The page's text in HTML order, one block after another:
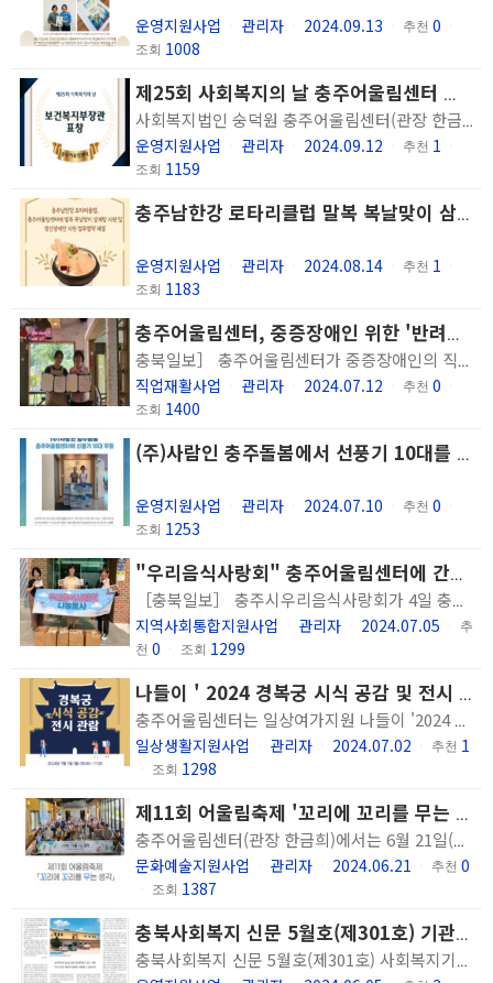
운영지원사업 관리자 2024.09.13 추천 0
조회 1008
제25회 사회복지의 날 충주어울림센터 보건복지부장관 표창
사회복지법인 숭덕원 충주어울림센터(관장 한금희)가 제25회 사회복지의 날 보건복지부장관 표창을 받았습니다. 기관과 이용인, 지역사회 모두가 함께 노력한 결과이며 앞으로도 이용인의 욕구에 맞는 정신건강서비스를 제공하기 위해 노력하겠습니다. 감사합니다.
운영지원사업 관리자 2024.09.12 추천 1
조회 1159
충주남한강 로타리클럽 말복 복날맞이 삼계탕 지원 및 정신장애인 지원 업무협약 체결
운영지원사업 관리자 2024.08.14 추천 1
조회 1183
충주어울림센터, 중증장애인 위한 '반려동물놀이터 관리사' 훈련생 모집
충북일보］ 충주어울림센터가 중증장애인의 직업재활을 위해 '반려동물놀이터 관리사' 훈련생을 모집한다. 충주어울림센터는 2021년부터 중증장애인 지원고용 민간위탁사업 수행기관으로 선정돼 4년째 사업을 수행 중이다. 올해는 한국장애인고용공단의 '2024년 중증장애인 고용모델 개발·확산사업'에 선정돼 '반려동물놀이터 관리사' 직무를 개발했다. 이를 위해 센터는 애견카페 '달려라해피&소풍'과 업무협약을 맺고 훈련을 진행 중이다. 훈련생들은 반려동물의 안전하고 즐거운 환경 조성 및 위생 관리 등의 기술을 배우게 된다. 훈련에 참가한 한 중증장애인은 "귀여운 동물들이 놀 수 있는 공간을 깨끗하게 정리한다고 생각하니 기분이 좋다"고 전했다. 한금희 관장은 "지역사회 기업들이 장애인들의 안전한 취업을 위해 훈련의 장을 제공해주고, 장애인들이 지역사회의 일원으로 훈련하고 취직할 수 있는 기회를 만들어가는 것에 큰 자부심을 느낀다"고 말했다. 훈련은 8월 31일까지 진행되며, 관심 있는 중증장애인은 충주어울림센터(856-0509)로 문의하면 된다. 충주 / 윤호노기자
직업재활사업 관리자 2024.07.12 추천 0
조회 1400
(주)사람인 충주돌봄에서 선풍기 10대를 후원해주셨습니다
운영지원사업 관리자 2024.07.10 추천 0
조회 1253
"우리음식사랑회" 충주어울림센터에 간식 후원
［충북일보］ 충주시우리음식사랑회가 4일 충주어울림센터를 방문해 우리쌀로 만든 간식을 전달했다. 조윤선 회장은 "지역 내 정신질환자분들이 우리 쌀로 만든 건강한 간식을 드시기를 바라는 마음에서 간식을 준비했다"며 "앞으로도 꾸준히 봉사와 나눔을 하고 싶다"고 말했다. 충주어울림센터 한금희 관장은 "지역사회단체의 관심과 우리음식사랑회 덕분에 기관 이용자들에게 건강한 간식을 드릴 수 있어 감사하다"고 전했다. 우리음식사랑회는 우리 농산물 조리가공에 관심 있는 회원들이 모여 우리 고유의 맛 보전과 계승을 위해 활동하는 학습모임으로, 충주의 음식문화 발전에 기여하고 있다. 한편, 충주어울림센터는 만 15세 이상의 정신장애인을 대상으로 재활 프로그램을 통해 회복을 돕는 정신재활시설이다. 조현병, 양극성장애, 우울증 등의 진단을 받은 이들이 지역사회에서 더불어 살아갈 수 있도록 다양한 정신재활서비스를 제공하고 있다.
지역사회통합지원사업 관리자 2024.07.05
추
천 0 조회 1299
나들이 ' 2024 경복궁 시식 공감 및 전시 관람' 진행
충주어울림센터는 일상여가지원 나들이 '2024 경복궁 시식 공감 및 전시 관람' 을 진행하였습니다. 한국문화재재단의 지원의 궁궐 문화를 체험하고 경복궁 일대와 국립고궁박물관을 견학하였습니다. 이용인에게 새로운 경험의 기회를 제공하고 다양한 활동을 통해 우리 문화에 대해 더욱 알 수 있어 뜻 깊은 시간이 되었습니다. 앞으로도 이용인이 지역사회에서 더불어 건강하게 살아갈 수 있도록 다양한 활동을 지원하고자 합니다.
일상생활지원사업 관리자 2024.07.02 추천 1
조회 1298
제11회 어울림축제 '꼬리에 꼬리를 무는 생각' 성료
충주어울림센터(관장 한금희)에서는 6월 21일(금) 제11회 어울림축제를 진행했습니다. 정신장애인 사회참여활동 일환으로 이용인이 주체가 되어 주제와 행사 구성, 역할을 분담하여 프로그램을 실시하는 올해 행사에는 '소통과 관계'라는 키워드로 1부 인식개선 캠페인, 2부 정신건강 토크콘서트가 진행되었습니다. 충주시민을 대상으로 진행한 캠페인에는 정신질환에 대한 정보, 정신건강 지키는 방법, 정신건강 ox퀴즈 등 다양한 정보를 알려드리는 시간이었습니다. 이용인들은 불안과 걱정 이상으로 적극적으로 참여하고 역할을 해내셨습니다. 2부 토크 콘서트에서는 한국정신장애인자립생활센터 정유석 선생님을 모시고 소통과 관계에 대한 키워드로 고생연구와 당사자연구 시연회를 진행했습니다. 서로의 고생을 이해하고 지지하는 의미있는 시간을 가졌습니다. 앞으로도 충주어울림센터는 정신장애인이 지역사회 구성원으로 자신감 있게 지낼 수 있는 보통의 일상을 지원하기 위해 당사자의 목소리에 귀 기울이고, 고생을 나누는 노력을 계속해 나가겠습니다. 감사합니다.
문화예술지원사업 관리자 2024.06.21 추천 0
조회 1387
충북사회복지 신문 5월호(제301호) 기관돋보기에 충주어울림센터가 소개되었어요
충북사회복지 신문 5월호(제301호) 사회복지기관 시설 소개(기관돋보기)란에 충주어울림센터가 소개되었습니다. 많은 관심 부탁드립니다. 충주어울림센터 소식이 소개된 「충북사회복지」 신문은 충북사회복지협의회에서 1999년부터 지역사회 복지발전과 도민의 복지의식 함양을 위해 매월 「충북사회복지」신문을 발행해 오고 있습니다. https://www.043w.or.kr/site/www/download/301.pdf